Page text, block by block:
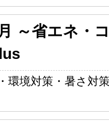
～省エネ・
環境対策・暑さ対